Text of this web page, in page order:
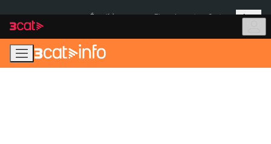
navegació
principal
contingut
Més